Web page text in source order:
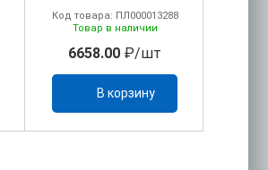
(удлинитель 1KWMA56W
Код товара: ПЛ000013288
Товар в наличии
6658.00 ₽/шт
В корзину